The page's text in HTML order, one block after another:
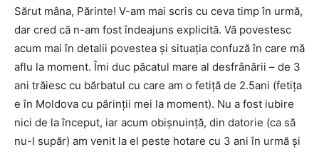
Sărut mâna, Părinte! V-am mai scris cu ceva timp în urmă,
dar cred că n-am fost îndeajuns explicită. Vă povestesc
acum mai în detalii povestea şi situaţia confuză în care mă
aflu la moment. Îmi duc păcatul mare al desfrânării – de 3
ani trăiesc cu bărbatul cu care am o fetiţă de 2.5ani (fetiţa
e în Moldova cu părinţii mei la moment). Nu a fost iubire
nici de la început, iar acum obişnuinţă, din datorie (ca să
nu-l supăr) am venit la el peste hotare cu 3 ani în urmă şi